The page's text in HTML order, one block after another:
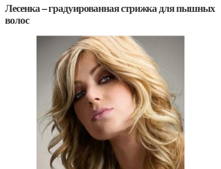
Лесенка – градуированная стрижка для пышных
волос